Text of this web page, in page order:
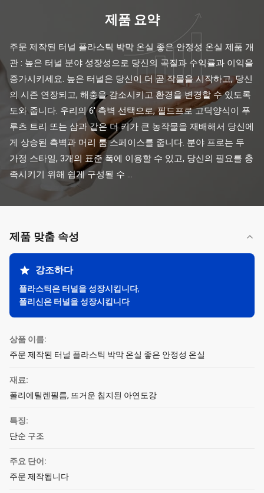
제품 요약
주문 제작된 터널 플라스틱 박막 온실 좋은 안정성 온실 제품 개
관 : 높은 터널 분야 성장성으로 당신의 곡질과 수익률과 이익을
증가시키세요. 높은 터널은 당신이 더 곧 작물을 시작하고, 당신
의 시즌 연장되고, 해충을 감소시키고 환경을 변경할 수 있도록
도와 줍니다. 우리의 6' 측벽 선택으로, 필드프로 고딕양식이 푸
루츠 트리 또는 삼과 같은 더 키가 큰 농작물을 재배해서 당신에
게 상승된 측벽과 머리 룸 스페이스를 줍니다. 분야 프로는 두
가정 스타일, 3개의 표준 폭에 이용할 수 있고, 당신의 필요를 충
족시키기 위해 쉽게 구성될 수 ...
제품 맞춤 속성
강조하다
플라스틱은 터널을 성장시킵니다,
폴리신은 터널을 성장시킵니다
상품 이름:
주문 제작된 터널 플라스틱 박막 온실 좋은 안정성 온실
재료:
폴리에틸렌필름, 뜨거운 침지된 아연도강
특징:
단순 구조
주요 단어:
주문 제작됩니다